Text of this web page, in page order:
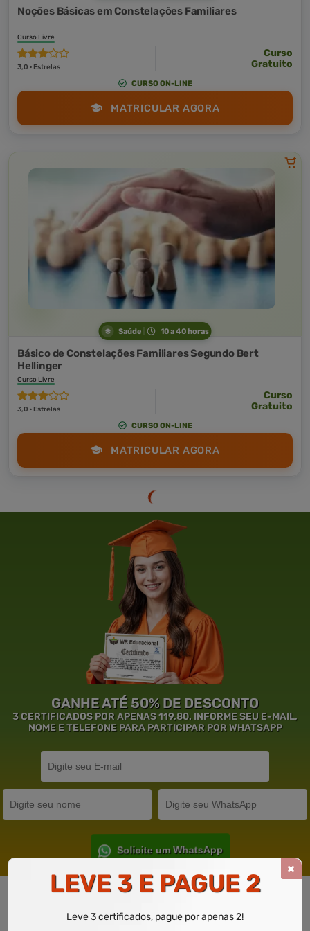
Noções Básicas em Constelações Familiares
Curso Livre
3,0 · Estrelas
Curso
Gratuito
CURSO ON-LINE
MATRICULAR AGORA
Saúde 10 a 40 horas
Básico de Constelações Familiares Segundo Bert
Hellinger
Curso Livre
3,0 · Estrelas
Curso
Gratuito
CURSO ON-LINE
MATRICULAR AGORA
GANHE ATÉ 50% DE DESCONTO
3 CERTIFICADOS POR APENAS 119,80. INFORME SEU E-MAIL,
NOME E TELEFONE PARA PARTICIPAR POR WHATSAPP
Solicite um WhatsApp
Garantia deEducaçãode Excelência.
LEVE 3 E PAGUE 2
Leve 3 certificados, pague por apenas 2!